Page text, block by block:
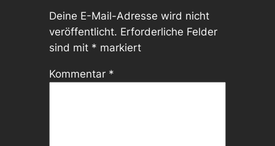
Deine E-Mail-Adresse wird nicht
veröffentlicht. Erforderliche Felder
sind mit * markiert
Kommentar *